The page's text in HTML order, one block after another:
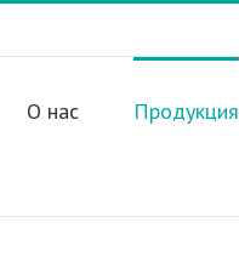
О нас Продукция